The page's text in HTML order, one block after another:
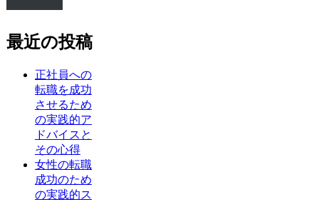
最近の投稿
正社員への
転職を成功
させるため
の実践的ア
ドバイスと
その心得
女性の転職
成功のため
の実践的ス